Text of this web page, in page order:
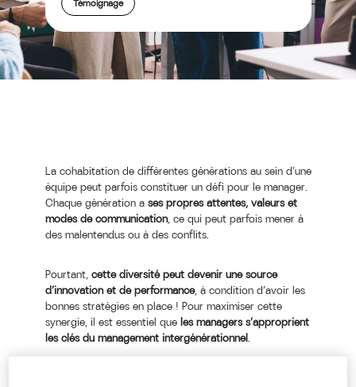
Témoignage
La cohabitation de différentes générations au sein d’une
équipe peut parfois constituer un défi pour le manager.
Chaque génération a ses propres attentes, valeurs et
modes de communication, ce qui peut parfois mener à
des malentendus ou à des conflits.
Pourtant, cette diversité peut devenir une source
d’innovation et de performance, à condition d’avoir les
bonnes stratégies en place ! Pour maximiser cette
synergie, il est essentiel que les managers s’approprient
les clés du management intergénérationnel.